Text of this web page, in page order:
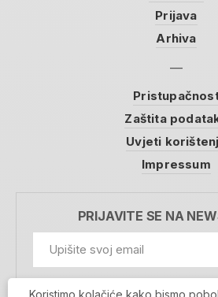
Prijava
Arhiva
Zaštita
Uvjeti
Impressum
PRIJAVITE SE NA
Koristimo kolačiće kako bismo